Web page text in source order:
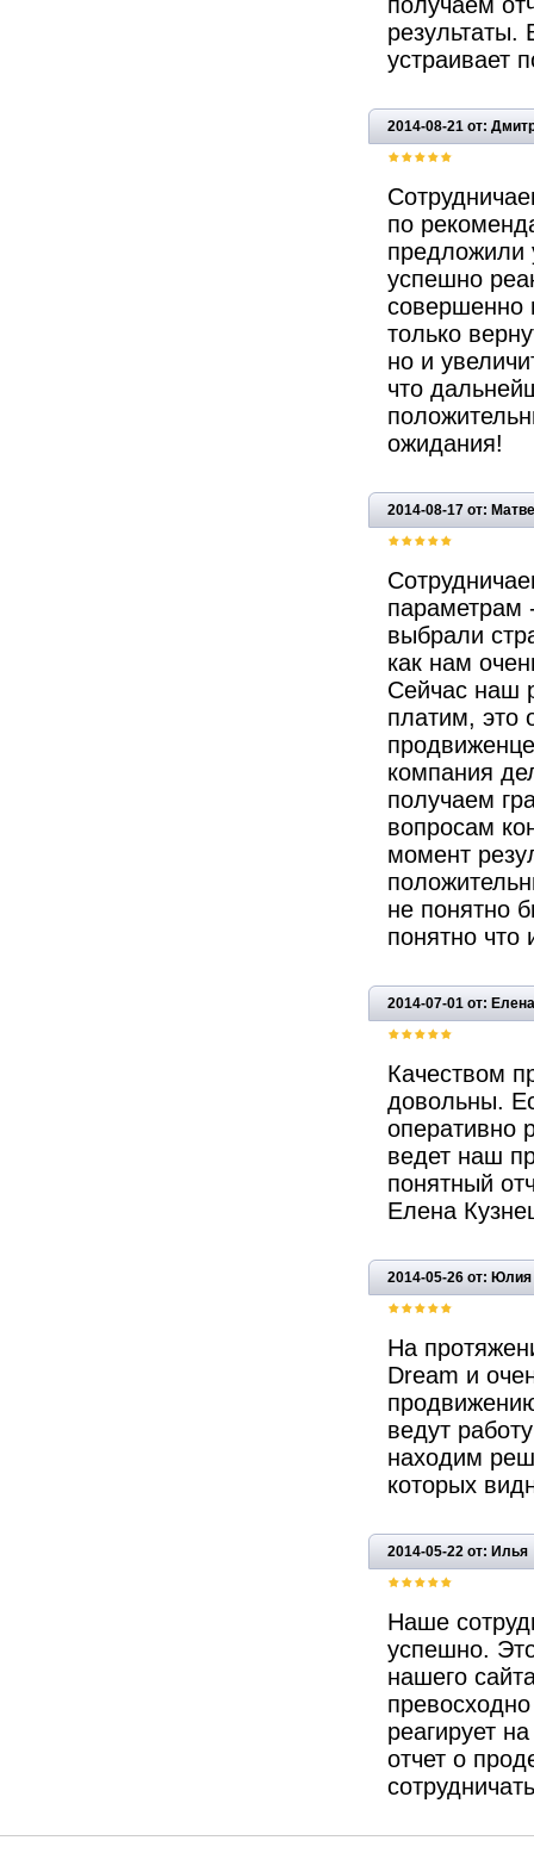
результаты.
устраивает
2014-08-21 от:
по
предложили
успешно
совершенно
только
но и
что
ожидания!
2014-08-17 от:
параметрам
выбрали
как нам
Сейчас наш
платим, это
компания
получаем
вопросам
момент
не понятно
понятно
2014-07-01 от:
Качеством
довольны.
оперативно
ведет наш
понятный
Елена
2014-05-26 от: Юлия
На
Dream и
ведут
находим
которых
2014-05-22 от: Илья
Наше
успешно.
нашего
реагирует
отчет о